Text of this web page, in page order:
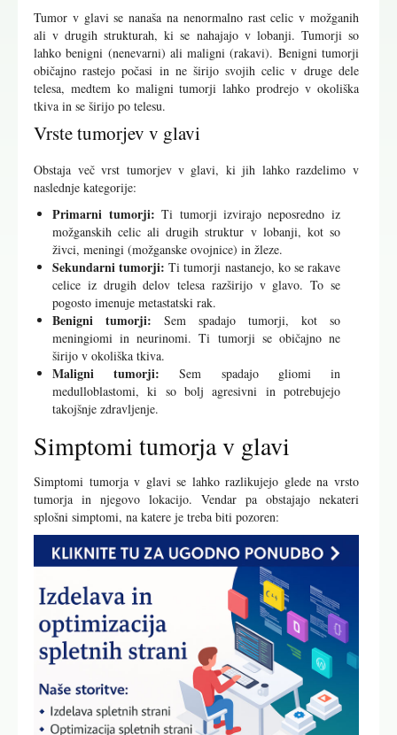
Tumor v glavi se nanaša na nenormalno rast celic v možganih
ali v drugih strukturah, ki se nahajajo v lobanji. Tumorji so
lahko benigni (nenevarni) ali maligni (rakavi). Benigni tumorji
običajno rastejo počasi in ne širijo svojih celic v druge dele
telesa, medtem ko maligni tumorji lahko prodrejo v okoliška
tkiva in se širijo po telesu.
Vrste tumorjev v glavi
Obstaja več vrst tumorjev v glavi, ki jih lahko razdelimo v
naslednje kategorije:
Primarni tumorji: Ti tumorji izvirajo neposredno iz
možganskih celic ali drugih struktur v lobanji, kot so
živci, meningi (možganske ovojnice) in žleze.
Sekundarni tumorji: Ti tumorji nastanejo, ko se rakave
celice iz drugih delov telesa razširijo v glavo. To se
pogosto imenuje metastatski rak.
Benigni tumorji: Sem spadajo tumorji, kot so
meningiomi in neurinomi. Ti tumorji se običajno ne
širijo v okoliška tkiva.
Maligni tumorji: Sem spadajo gliomi in
medulloblastomi, ki so bolj agresivni in potrebujejo
takojšnje zdravljenje.
Simptomi tumorja v glavi
Simptomi tumorja v glavi se lahko razlikujejo glede na vrsto
tumorja in njegovo lokacijo. Vendar pa obstajajo nekateri
splošni simptomi, na katere je treba biti pozoren: